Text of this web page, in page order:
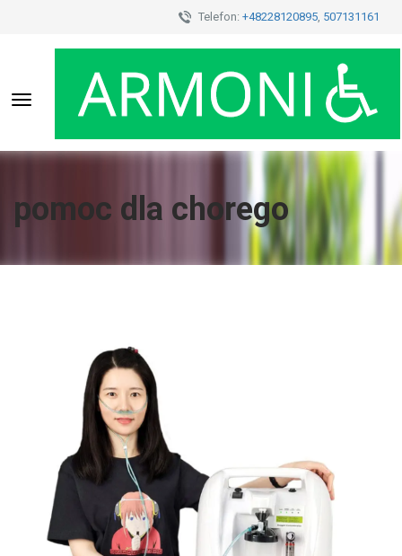
Telefon: +48228120895, 507131161
Toggle
navigation
pomoc dla chorego